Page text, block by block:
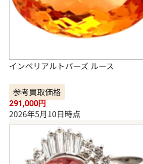
インペリアルトパーズ ルース
参考買取価格
291,000円
2026年5月10日時点